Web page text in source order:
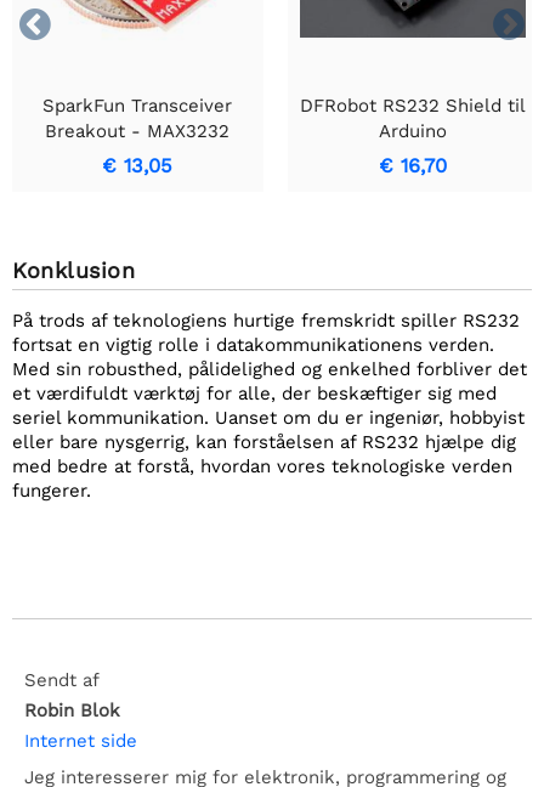


SparkFun Transceiver
Breakout - MAX3232
€ 13,05
DFRobot RS232 Shield til
Arduino
€ 16,70
Konklusion
På trods af teknologiens hurtige fremskridt spiller RS232
fortsat en vigtig rolle i datakommunikationens verden.
Med sin robusthed, pålidelighed og enkelhed forbliver det
et værdifuldt værktøj for alle, der beskæftiger sig med
seriel kommunikation. Uanset om du er ingeniør, hobbyist
eller bare nysgerrig, kan forståelsen af RS232 hjælpe dig
med bedre at forstå, hvordan vores teknologiske verden
fungerer.
Sendt af
Robin Blok
Internet side
Jeg interesserer mig for elektronik, programmering og